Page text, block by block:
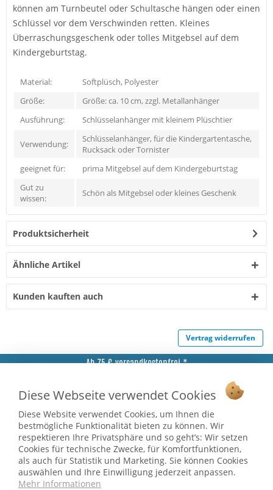
können am Turnbeutel oder Schultasche hängen oder einen
Schlüssel vor dem Verschwinden retten. Kleines
Überraschungsgeschenk oder tolles Mitgebsel auf dem
Kindergeburtstag.
Material:
Softplüsch, Polyester
Größe:
Größe: ca. 10 cm, zzgl. Metallanhänger
Ausführung:
Schlüsselanhänger mit kleinem Plüschtier
Verwendung:
Schlüsselanhänger, für die Kindergartentasche,
Rucksack oder Tornister
geeignet für:
prima Mitgebsel auf dem Kindergeburtstag
Gut zu
wissen:
Schön als Mitgebsel oder kleines Geschenk
Produktsicherheit
Ähnliche Artikel
Kunden kauften auch
Vertrag widerrufen
Ab 75 € versandkostenfrei *
Service Hotline
Shop Service
Informationen
* bei Paketversand. Alle Preise inkl. gesetzl. Mehrwertsteuer zzgl.
Versandkosten
Diese Webseite verwendet Cookies
Diese Website verwendet Cookies, um Ihnen die
bestmögliche Funktionalität bieten zu können. Wir
respektieren Ihre Privatsphäre und so geht’s: Wir setzen
Cookies für technische Zwecke, für Komfortfunktionen,
als auch für Statistik und Marketing. Sie können Cookies
auswählen und Ihre Einwilligung jederzeit anpassen.
Mehr Informationen